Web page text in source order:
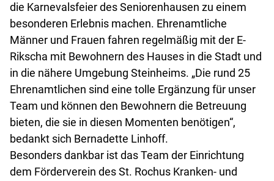
die Karnevalsfeier des Seniorenhausen zu einem
besonderen Erlebnis machen. Ehrenamtliche
Männer und Frauen fahren regelmäßig mit der E-
Rikscha mit Bewohnern des Hauses in die Stadt und
in die nähere Umgebung Steinheims. „Die rund 25
Ehrenamtlichen sind eine tolle Ergänzung für unser
Team und können den Bewohnern die Betreuung
bieten, die sie in diesen Momenten benötigen“,
bedankt sich Bernadette Linhoff.
Besonders dankbar ist das Team der Einrichtung
dem Förderverein des St. Rochus Kranken- und